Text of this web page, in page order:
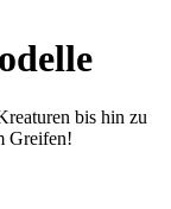
bis hin zu
Greifen!